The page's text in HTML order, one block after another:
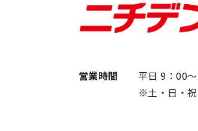
営業時間
平日 9：00
※土・日・祝